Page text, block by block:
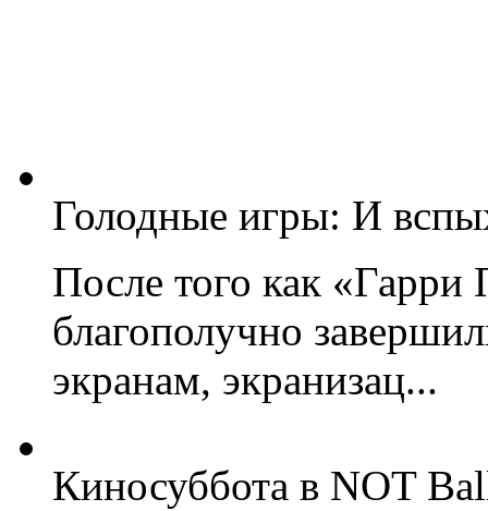
Голодные игры: И
После того как
благополучно
экранам, экранизац...
Киносуббота в NOT